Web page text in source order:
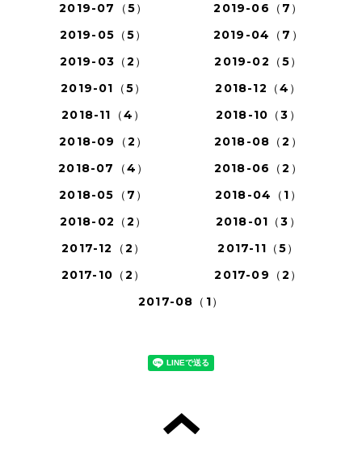
2019-07（5）
2019-06（7）
2019-05（5）
2019-04（7）
2019-03（2）
2019-02（5）
2019-01（5）
2018-12（4）
2018-11（4）
2018-10（3）
2018-09（2）
2018-08（2）
2018-07（4）
2018-06（2）
2018-05（7）
2018-04（1）
2018-02（2）
2018-01（3）
2017-12（2）
2017-11（5）
2017-10（2）
2017-09（2）
2017-08（1）